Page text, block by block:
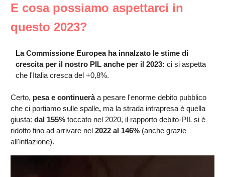
E cosa possiamo aspettarci in
questo 2023?
La Commissione Europea ha innalzato le stime di
crescita per il nostro PIL anche per il 2023: ci si aspetta
che l'Italia cresca del +0,8%.
Certo, pesa e continueràa pesare l'enorme debito pubblico
che ci portiamo sulle spalle, ma la strada intrapresa è quella
giusta: dal 155% toccato nel 2020, il rapporto debito-PIL si è
ridotto fino ad arrivare nel 2022 al 146% (anche grazie
all'inflazione).